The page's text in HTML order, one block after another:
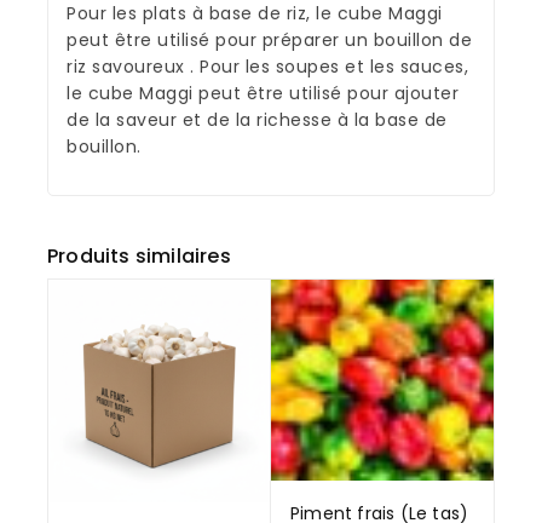
Pour les plats à base de riz, le cube Maggi
peut être utilisé pour préparer un bouillon de
riz savoureux . Pour les soupes et les sauces,
le cube Maggi peut être utilisé pour ajouter
de la saveur et de la richesse à la base de
bouillon.
Produits similaires
Piment frais (Le tas)